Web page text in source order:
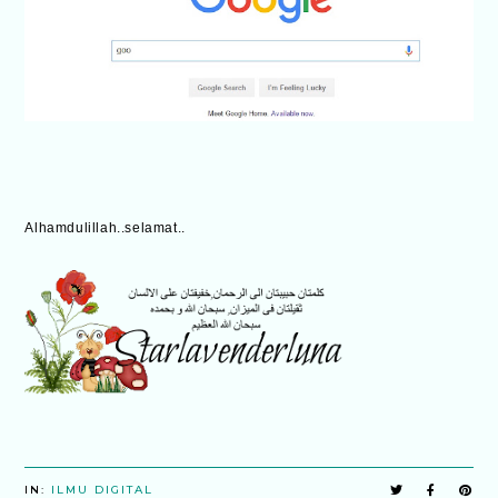
Alhamdulillah..selamat..
IN: ILMU DIGITAL